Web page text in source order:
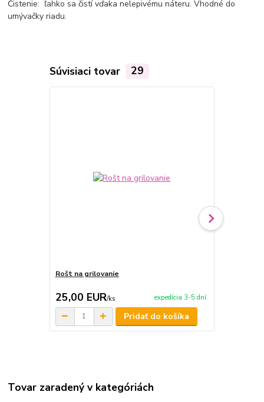
Čistenie: ľahko sa čistí vďaka nelepivému náteru. Vhodné do
umývačky riadu.
Súvisiaci tovar 29
Rošt na grilovanie
25,00 EUR/ks expedícia 3-5 dní
Pridať do košíka
Tovar zaradený v kategóriách